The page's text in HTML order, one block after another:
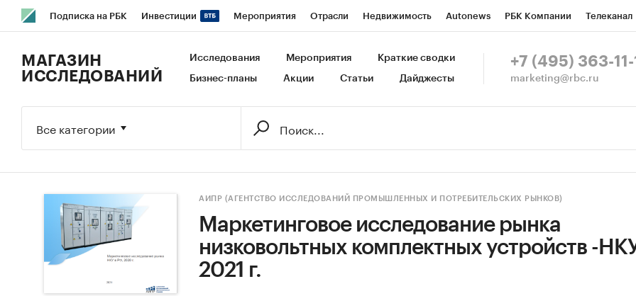
Подписка на РБК Инвестиции Мероприятия Отрасли Недвижимость Autonews РБК Компании Телеканал
Исследования Кредитные рейтинги Франшизы Газета Спецпроекты СПб Конференции СПб Спецпроекты
МАГАЗИН
ИССЛЕДОВАНИЙ
Исследования Мероприятия Краткие сводки
Бизнес-планы Акции Статьи Дайджесты
+7 (495) 363-11-
marketing@rbc.ru
Все категории
АИПР (АГЕНТСТВО ИССЛЕДОВАНИЙ ПРОМЫШЛЕННЫХ И ПОТРЕБИТЕЛЬСКИХ РЫНКОВ)
Маркетинговое исследование рынка
низковольтных комплектных устройств -
2021 г.